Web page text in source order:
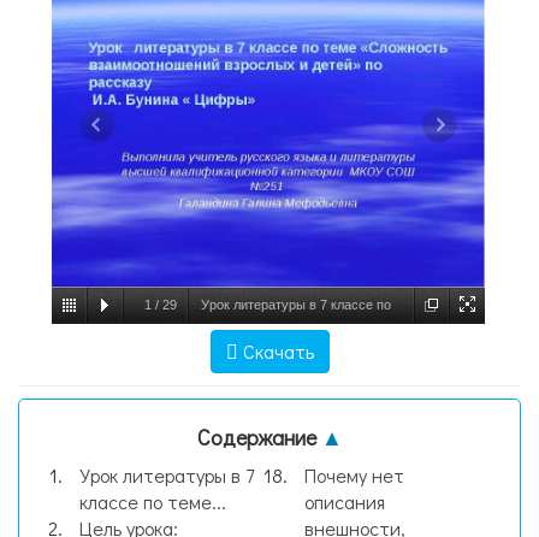
1 / 29 Урок литературы в 7 классе по
взрослых и детей» по рассказу И.А.
слайд №1
Скачать
Содержание ▲
Урок литературы в 7
классе по теме...
Цель урока:
Почему нет
описания
внешности,